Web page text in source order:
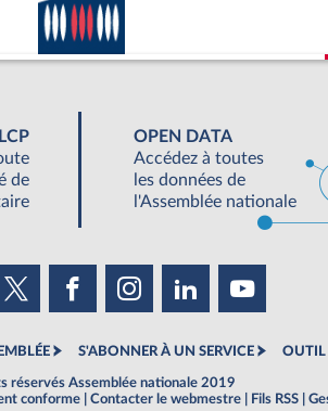
LCP
de
OPEN DATA
Accédez à toutes
les données de
l'Assemblée nationale
S'ABONNER À UN SERVICE OUTIL
réservés Assemblée nationale 2019
conforme Contacter le webmestre Fils RSS